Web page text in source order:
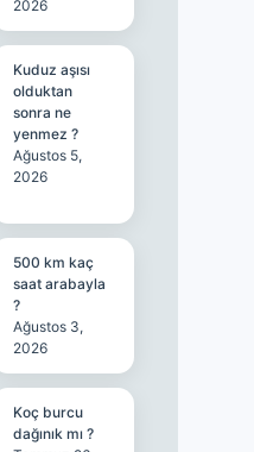
2026
Kuduz aşısı
olduktan
sonra ne
yenmez ?
Ağustos 5,
2026
500 km kaç
saat arabayla
?
Ağustos 3,
2026
Koç burcu
dağınık mı ?